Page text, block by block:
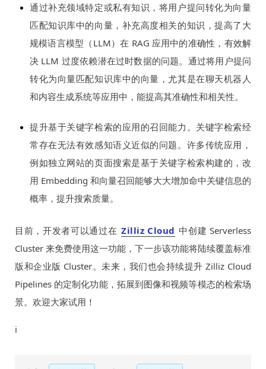
通过补充领域特定或私有知识，将用户提问转化为向量
匹配知识库中的向量，补充高度相关的知识，提高了大
规模语言模型（LLM）在 RAG 应用中的准确性，有效解
决 LLM 过度依赖潜在过时数据的问题。通过将用户提问
转化为向量匹配知识库中的向量，尤其是在聊天机器人
和内容生成系统等应用中，能提高其准确性和相关性。
提升基于关键字检索的应用的召回能力。关键字检索经
常存在无法有效感知语义近似的问题。许多传统应用，
例如独立网站的页面搜索是基于关键字检索构建的，改
用 Embedding 和向量召回能够大大增加命中关键信息的
概率，提升搜索质量。
目前，开发者可以通过在 Zilliz Cloud 中创建 Serverless
Cluster 来免费使用这一功能，下一步该功能将陆续覆盖标准
版和企业版 Cluster。未来，我们也会持续提升 Zilliz Cloud
Pipelines 的定制化功能，拓展到图像和视频等模态的检索场
景。欢迎大家试用！
i